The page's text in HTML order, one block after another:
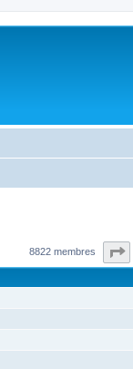
8822 membres